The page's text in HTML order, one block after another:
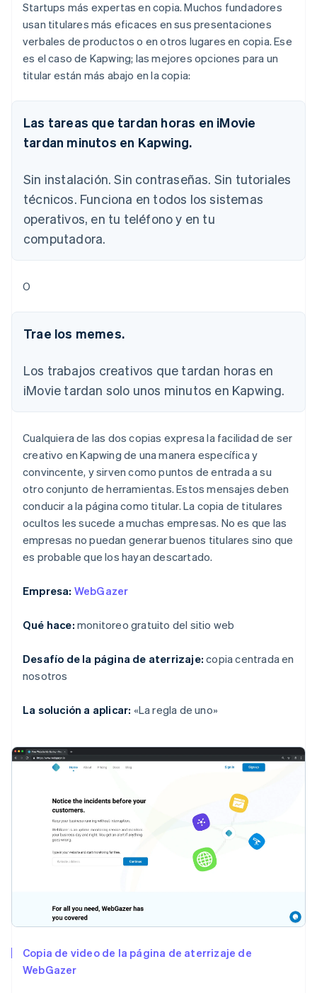
Startups más expertas en copia. Muchos fundadores
usan titulares más eficaces en sus presentaciones
verbales de productos o en otros lugares en copia. Ese
es el caso de Kapwing; las mejores opciones para un
titular están más abajo en la copia:
Las tareas que tardan horas en iMovie
tardan minutos en Kapwing.
Sin instalación. Sin contraseñas. Sin tutoriales
técnicos. Funciona en todos los sistemas
operativos, en tu teléfono y en tu
computadora.
O
Trae los memes.
Los trabajos creativos que tardan horas en
iMovie tardan solo unos minutos en Kapwing.
Cualquiera de las dos copias expresa la facilidad de ser
creativo en Kapwing de una manera específica y
convincente, y sirven como puntos de entrada a su
otro conjunto de herramientas. Estos mensajes deben
conducir a la página como titular. La copia de titulares
ocultos les sucede a muchas empresas. No es que las
empresas no puedan generar buenos titulares sino que
es probable que los hayan descartado.
Empresa: WebGazer
Qué hace: monitoreo gratuito del sitio web
Desafío de la página de aterrizaje: copia centrada en
nosotros
La solución a aplicar: «La regla de uno»
Copia de video de la página de aterrizaje de
WebGazer